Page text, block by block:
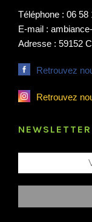
Téléphone : 06 58
E-mail :
Adresse : 59152
Retrouvez
Retrouvez
NEWSLETTER